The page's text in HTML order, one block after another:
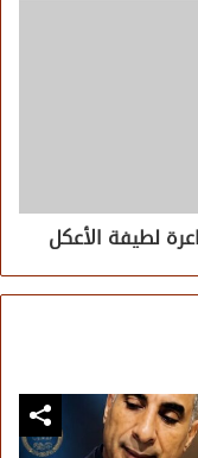
لطيفة الأعكل